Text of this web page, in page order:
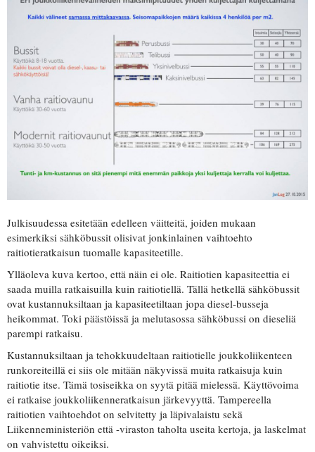
Julkisuudessa esitetään edelleen väitteitä, joiden mukaan
esimerkiksi sähköbussit olisivat jonkinlainen vaihtoehto
raitiotieratkaisun tuomalle kapasiteetille.
Ylläoleva kuva kertoo, että näin ei ole. Raitiotien kapasiteettia ei
saada muilla ratkaisuilla kuin raitiotiellä. Tällä hetkellä sähköbussit
ovat kustannuksiltaan ja kapasiteetiltaan jopa diesel-busseja
heikommat. Toki päästöissä ja melutasossa sähköbussi on dieseliä
parempi ratkaisu.
Kustannuksiltaan ja tehokkuudeltaan raitiotielle joukkoliikenteen
runkoreiteillä ei siis ole mitään näkyvissä muita ratkaisuja kuin
raitiotie itse. Tämä tosiseikka on syytä pitää mielessä. Käyttövoima
ei ratkaise joukkoliikenneratkaisun järkevyyttä. Tampereella
raitiotien vaihtoehdot on selvitetty ja läpivalaistu sekä
Liikenneministeriön että -viraston taholta useita kertoja, ja laskelmat
on vahvistettu oikeiksi.